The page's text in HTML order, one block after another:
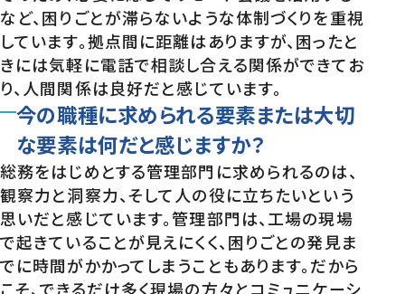
など、困りごとが滞らないような体制づくりを重視
しています。拠点間に距離はありますが、困ったと
きには気軽に電話で相談し合える関係ができてお
り、人間関係は良好だと感じています。
今の職種に求められる要素または大切
な要素は何だと感じますか？
総務をはじめとする管理部門に求められるのは、
観察力と洞察力、そして人の役に立ちたいという
思いだと感じています。管理部門は、工場の現場
で起きていることが見えにくく、困りごとの発見ま
でに時間がかかってしまうこともあります。だから
こそ、できるだけ多く現場の方々とコミュニケーシ